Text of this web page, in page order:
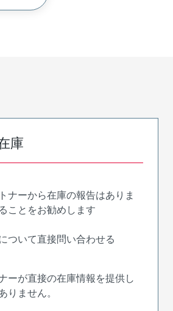
庫
ナーから在庫の報告はありま
ことをお勧めします
ついて直接問い合わせる
ーが直接の在庫情報を提供し
りません。